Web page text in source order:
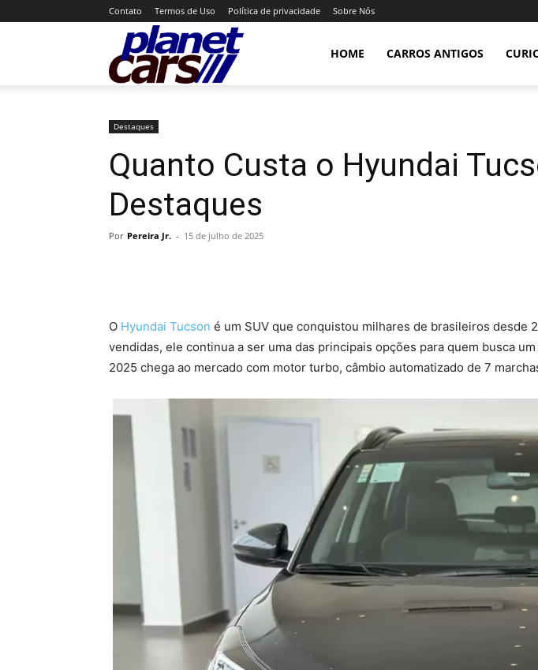
Contato Termos de Uso Política de privacidade Sobre Nós
HOME CARROS ANTIGOS
Destaques
Quanto Custa o Hyundai
Destaques
Por Pereira Jr. - 15 de julho de 2025
O Hyundai Tucson é um SUV que conquistou milhares de brasileiros desde
vendidas, ele continua a ser uma das principais opções para quem busca
2025 chega ao mercado com motor turbo, câmbio automatizado de 7